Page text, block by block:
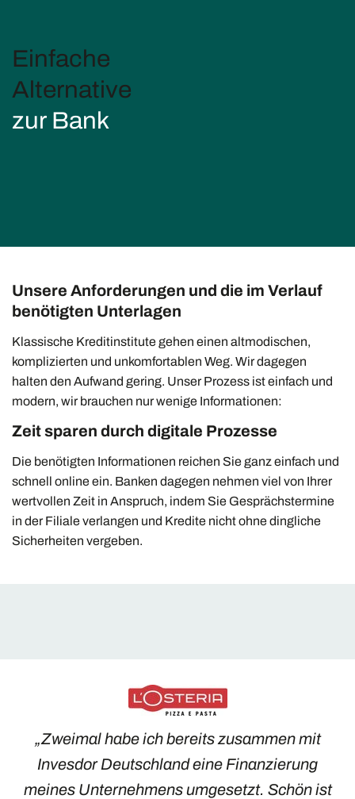
Einfache
Alternative
zur Bank
Unsere Anforderungen und die im Verlauf
benötigten Unterlagen
Klassische Kreditinstitute gehen einen altmodischen,
komplizierten und unkomfortablen Weg. Wir dagegen
halten den Aufwand gering. Unser Prozess ist einfach und
modern, wir brauchen nur wenige Informationen:
Zeit sparen durch digitale Prozesse
Die benötigten Informationen reichen Sie ganz einfach und
schnell online ein. Banken dagegen nehmen viel von Ihrer
wertvollen Zeit in Anspruch, indem Sie Gesprächstermine
in der Filiale verlangen und Kredite nicht ohne dingliche
Sicherheiten vergeben.
„Zweimal habe ich bereits zusammen mit
Invesdor Deutschland eine Finanzierung
meines Unternehmens umgesetzt. Schön ist